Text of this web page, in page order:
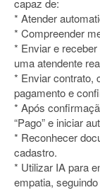
capaz de:
* Atender
* Compreender
* Enviar e
uma atendente
* Enviar contrato,
pagamento e
* Após
“Pago” e iniciar
* Reconhecer
cadastro.
* Utilizar IA para
empatia,